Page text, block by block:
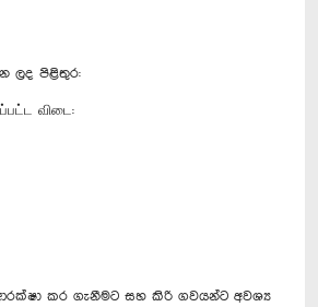
ලද පිළිතුර:
விடை:
කර ගැනීමට සහ කිරි ගවයන්ට අවශ්‍ය